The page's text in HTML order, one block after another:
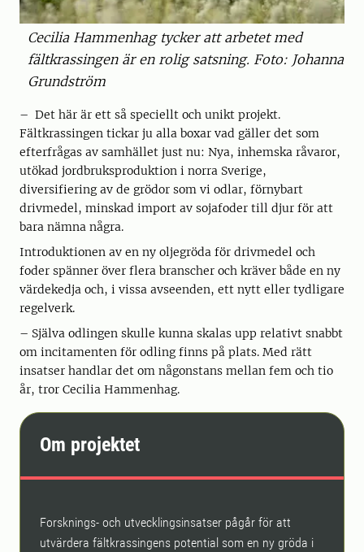
Cecilia Hammenhag tycker att arbetet med
fältkrassingen är en rolig satsning. Foto: Johanna
Grundström
– Det här är ett så speciellt och unikt projekt.
Fältkrassingen tickar ju alla boxar vad gäller det som
efterfrågas av samhället just nu: Nya, inhemska råvaror,
utökad jordbruksproduktion i norra Sverige,
diversifiering av de grödor som vi odlar, förnybart
drivmedel, minskad import av sojafoder till djur för att
bara nämna några.
Introduktionen av en ny oljegröda för drivmedel och
foder spänner över flera branscher och kräver både en ny
värdekedja och, i vissa avseenden, ett nytt eller tydligare
regelverk.
– Själva odlingen skulle kunna skalas upp relativt snabbt
om incitamenten för odling finns på plats. Med rätt
insatser handlar det om någonstans mellan fem och tio
år, tror Cecilia Hammenhag.
Om projektet
Forsknings- och utvecklingsinsatser pågår för att
utvärdera fältkrassingens potential som en ny gröda i